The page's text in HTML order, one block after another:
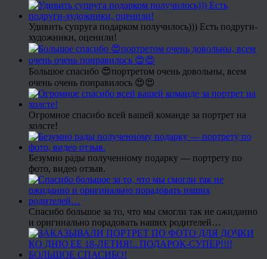
Удивить супруга подарком получилось))) Есть подруги-
художники, оценили!
Большое спасибо 😍портретом очень довольны, всем
очень очень понравилось 😍😍
Огромное спасибо всей вашей команде за портрет на
холсте!
Безумно рады полученному подарку — портрету по
фото, видео отзыв.
Спасибо большое за то, что мы смогли так не ожиданно
и оригинально порадовать наших родителей…